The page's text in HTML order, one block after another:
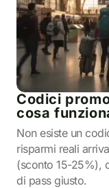
Codici
cosa
Non esiste un
risparmi reali
(sconto 15-25%),
di pass giusto.